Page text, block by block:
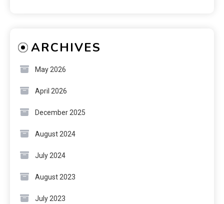
ARCHIVES
May 2026
April 2026
December 2025
August 2024
July 2024
August 2023
July 2023